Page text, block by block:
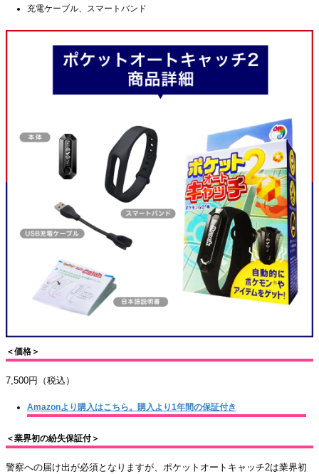
充電ケーブル、スマートバンド
＜価格＞
7,500円（税込）
Amazonより購入はこちら。購入より1年間の保証付き
＜業界初の紛失保証付＞
警察への届け出が必須となりますが、ポケットオートキャッチ2は業界初